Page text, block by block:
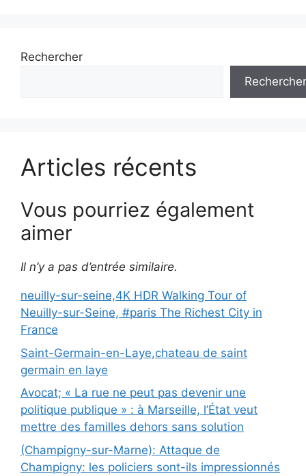
Rechercher
Rechercher
Articles récents
Vous pourriez également
aimer
Il n’y a pas d’entrée similaire.
neuilly-sur-seine,4K HDR Walking Tour of
Neuilly-sur-Seine, #paris The Richest City in
France
Saint-Germain-en-Laye,chateau de saint
germain en laye
Avocat; « La rue ne peut pas devenir une
politique publique » : à Marseille, l’État veut
mettre des familles dehors sans solution
(Champigny-sur-Marne): Attaque de
Champigny: les policiers sont-ils impressionnés